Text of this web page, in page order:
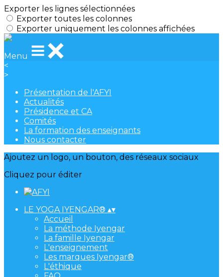
Exporter les lignes sélectionnées
Exporter toutes les colonnes
Exporter uniquement les colonnes affichées
Menu
<
>
Présentation de l'AFYI
Actualités
Présidence et CA
Comités
La formation des enseignants
Nous contacter
Ajoutez un logo, un bouton, des réseaux sociaux
Cliquez pour éditer
LE YOGA IYENGAR® ▴▾
Accueil
La méthode Iyengar
La famille Iyengar
L'enseignement
Les marques Iyengar®
L'éthique